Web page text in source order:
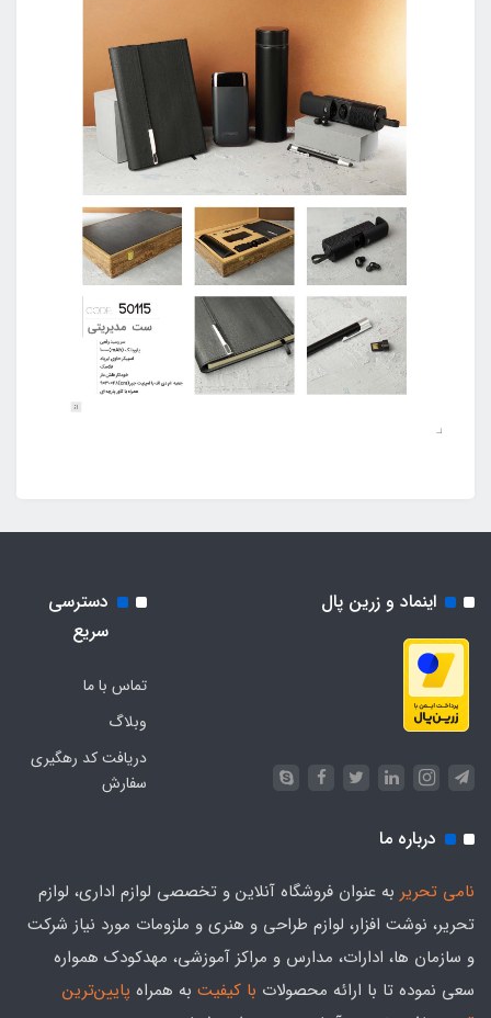
اینماد و زرین پال
دسترسی
سریع
تماس با ما
وبلاگ
دریافت کد رهگیری
سفارش
درباره ما
نامی تحریر به عنوان فروشگاه آنلاین و تخصصی لوازم اداری، لوازم
تحریر، نوشت افزار، لوازم طراحی و هنری و ملزومات مورد نیاز شرکت
و سازمان ها، ادارات، مدارس و مراکز آموزشی، مهدکودک همواره
سعی نموده تا با ارائه محصولات با کیفیت به همراه پایین‌ترین